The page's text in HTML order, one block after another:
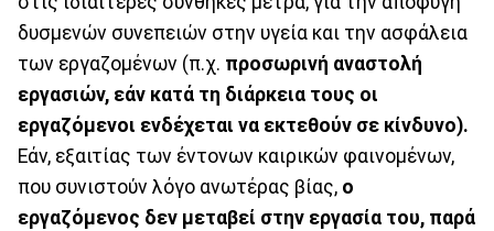
δυσμενών συνεπειών στην υγεία και την ασφάλεια
των εργαζομένων (π.χ. προσωρινή αναστολή
εργασιών, εάν κατά τη διάρκεια τους οι
εργαζόμενοι ενδέχεται να εκτεθούν σε κίνδυνο).
Εάν, εξαιτίας των έντονων καιρικών φαινομένων,
που συνιστούν λόγο ανωτέρας βίας, ο
εργαζόμενος δεν μεταβεί στην εργασία του, παρά